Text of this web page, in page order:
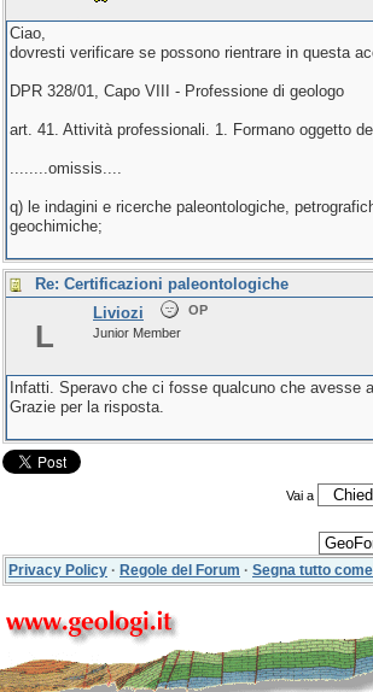
Ciao,
dovresti verificare se possono rientrare in questa
DPR 328/01, Capo VIII - Professione di geologo
art. 41. Attività professionali. 1. Formano oggetto
........omissis....
q) le indagini e ricerche paleontologiche,
geochimiche;
Re: Certificazioni paleontologiche
L
Liviozi
OP
Junior Member
Infatti. Speravo che ci fosse qualcuno che avesse
Grazie per la risposta.
Vai a
Privacy Policy · Regole del Forum · Segna tutto